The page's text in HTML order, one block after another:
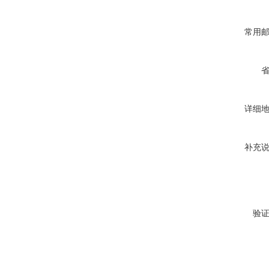
常用
详细
补充
验